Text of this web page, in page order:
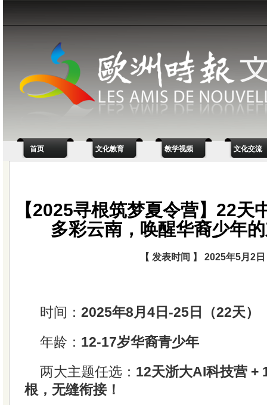
首页 文化教育 教学视频 文化交流
【2025寻根筑梦夏令营】22天
多彩云南，唤醒华裔少年
【 发表时间 】 2025年5月2日
时间： 2025年8月4日-25日（22天）
年龄： 12-17岁华裔青少年
两大主题任选： 12天浙大AI科技营 +
根，无缝衔接！